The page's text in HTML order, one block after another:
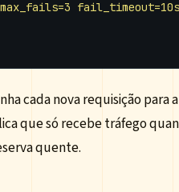
max_fails=3 fail_timeout=10s
cada nova requisição para
que só recebe tráfego
quente.